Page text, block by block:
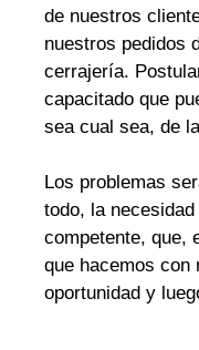
de nuestros
nuestros pedidos
cerrajería.
capacitado que
sea cual sea, de
Los problemas
todo, la
competente, que,
que hacemos con
oportunidad y